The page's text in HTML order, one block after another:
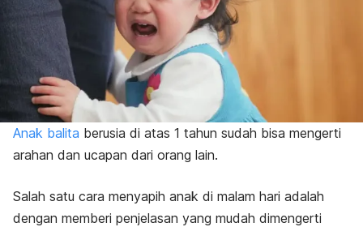
Anak balita berusia di atas 1 tahun sudah bisa mengerti
arahan dan ucapan dari orang lain.
Salah satu cara menyapih anak di malam hari adalah
dengan memberi penjelasan yang mudah dimengerti